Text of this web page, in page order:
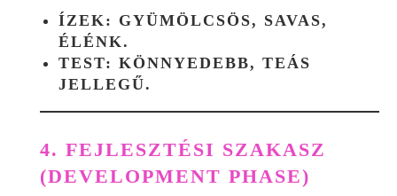
ÍZEK: GYÜMÖLCSÖS, SAVAS,
ÉLÉNK.
TEST: KÖNNYEDEBB, TEÁS
JELLEGŰ.
4. FEJLESZTÉSI SZAKASZ
(DEVELOPMENT PHASE)